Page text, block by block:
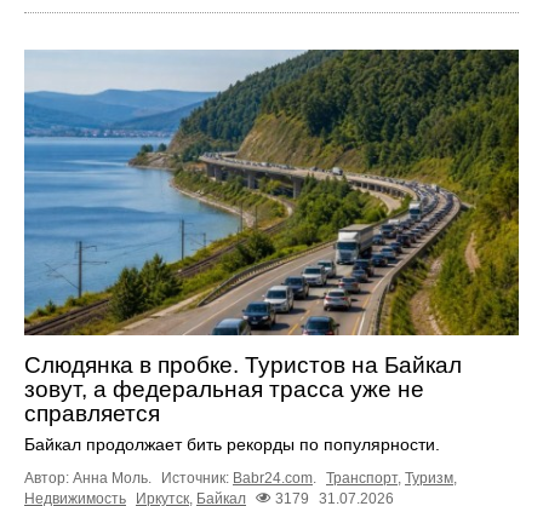
Слюдянка в пробке. Туристов на Байкал
зовут, а федеральная трасса уже не
справляется
Байкал продолжает бить рекорды по популярности.
Автор: Анна Моль. Источник: Babr24.com. Транспорт, Туризм,
Недвижимость
Иркутск, Байкал 3179 31.07.2026